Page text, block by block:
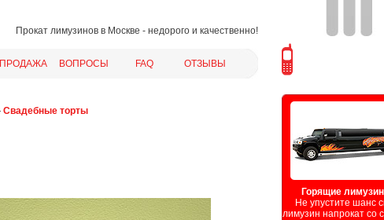
Прокат лимузинов в Москве - недорого и качественно!
ПРОДАЖА ВОПРОСЫ FAQ ОТЗЫВЫ
Свадебные торты
Горящие
Не упустите шанс
лимузин напрокат со